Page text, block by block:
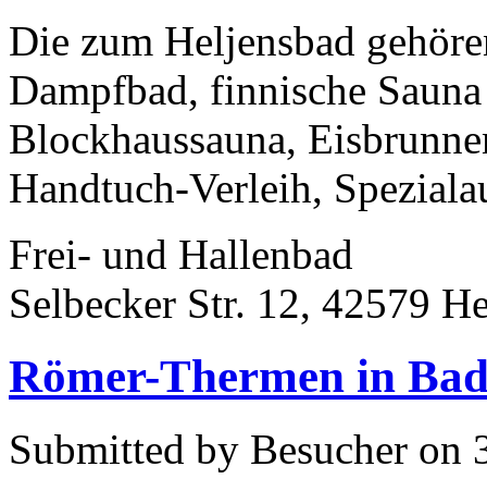
Die zum Heljensbad
Dampfbad, finnische
Blockhaussauna,
Handtuch-Verleih,
Frei- und Hallenbad
Selbecker Str. 12, 42579
Römer-Thermen in
Submitted by Besucher on